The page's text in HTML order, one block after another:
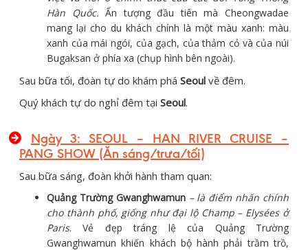
Hàn Quốc.Ấn tượng đầu tiên mà Cheongwadae
mang lại cho du khách chính là một màu xanh: màu
xanh của mái ngói, của gạch, của thảm cỏ và của núi
Bugaksan ở phía xa (chụp hình bên ngoài).
Sau bữa tối, đoàn tự do khám phá Seoul về đêm.
Quý khách tự do nghỉ đêm tại Seoul.
Ngày 3: SEOUL – HAN RIVER CRUISE –
PANG SHOW (Ăn sáng/trưa/tối)
Sau bữa sáng, đoàn khởi hành tham quan:
Quảng Trường Gwanghwamun – là điểm nhấn chính
cho thành phố, giống như đại lộ Champ – Elysées ở
Paris. Vẻ đẹp tráng lệ của Quảng Trường
Gwanghwamun khiến khách bộ hành phải trầm trồ,